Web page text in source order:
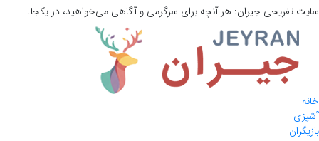
سایت تفریحی جیران: هر آنچه برای سرگرمی و آگاهی می‌خواهید، در یکجا.
خانه
آشپزی
بازیگران